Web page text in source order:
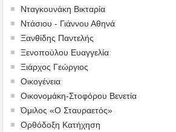
Νταγκουνάκη Βικταρία
Ντάσιου - Γιάννου Αθηνά
Ξανθίδης Παντελής
Ξενοπούλου Ευαγγελία
Ξιάρχος Γεώργιος
Οικογένεια
Οικονομάκη-Στοφόρου Βενετία
Όμιλος «Ο Σταυραετός»
Ορθόδοξη Κατήχηση